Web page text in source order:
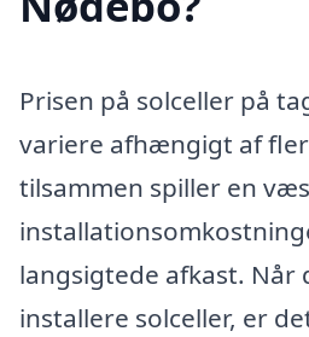
Prisen på solceller på
variere afhængigt af
tilsammen spiller en
langsigtede afkast. Når
installere solceller, er